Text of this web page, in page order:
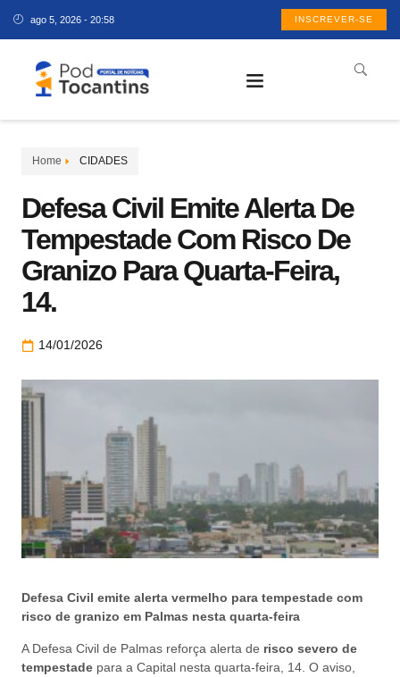
ago 5, 2026 - 20:58 INSCREVER-SE
Home CIDADES
Defesa Civil Emite Alerta De
Tempestade Com Risco De
Granizo Para Quarta-Feira,
14.
14/01/2026
Defesa Civil emite alerta vermelho para tempestade com
risco de granizo em Palmas nesta quarta-feira
A Defesa Civil de Palmas reforça alerta de risco severo de
tempestade para a Capital nesta quarta-feira, 14. O aviso,